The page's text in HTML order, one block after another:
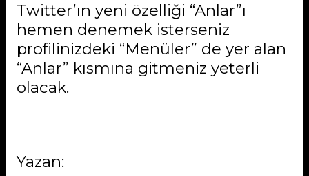
Twitter’ın yeni özelliği “Anlar”ı
hemen denemek isterseniz
profilinizdeki “Menüler” de yer alan
“Anlar” kısmına gitmeniz yeterli
olacak.